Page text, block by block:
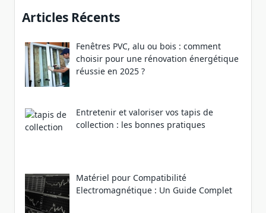
Articles Récents
Fenêtres PVC, alu ou bois : comment
choisir pour une rénovation énergétique
réussie en 2025 ?
Entretenir et valoriser vos tapis de
collection : les bonnes pratiques
Matériel pour Compatibilité
Electromagnétique : Un Guide Complet